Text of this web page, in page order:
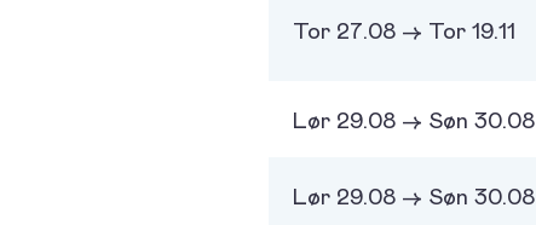
Tor 27.08 -> Tor 19.11
Lør 29.08 -> Søn 30.08
Lør 29.08 -> Søn 30.08